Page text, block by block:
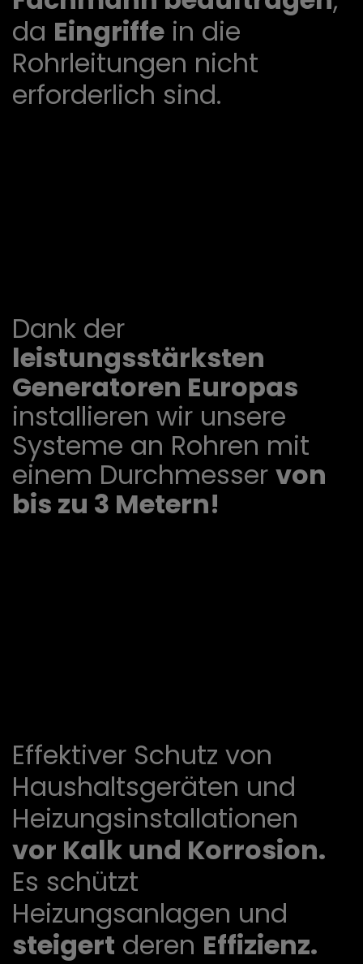
da Eingriffe in die
Rohrleitungen nicht
erforderlich sind.
Dank der
leistungsstärksten
Generatoren Europas
installieren wir unsere
Systeme an Rohren mit
einem Durchmesser von
bis zu 3 Metern!
Effektiver Schutz von
Haushaltsgeräten und
Heizungsinstallationen
vor Kalk und Korrosion.
Es schützt
Heizungsanlagen und
steigert deren Effizienz.